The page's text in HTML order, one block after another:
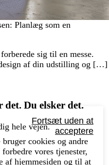
Planlæg som en
sig til en messe.
af din udstilling og […]
Du elsker det.
hele vejen.
Fortsæt uden at
acceptere
cookies og andre
vores tjenester,
af hjemmesiden og til at